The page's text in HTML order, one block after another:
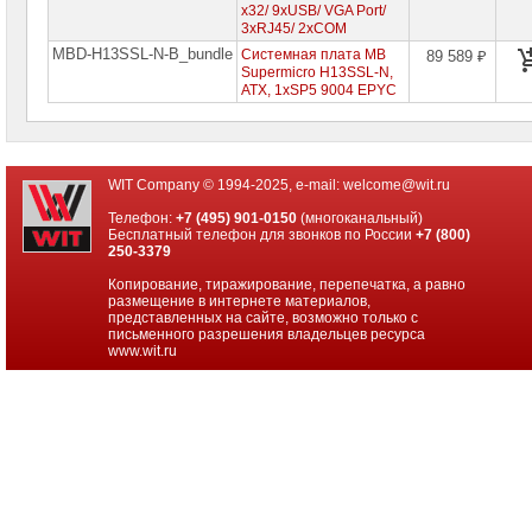
x32/ 9xUSB/ VGA Port/
3xRJ45/ 2xCOM
MBD-H13SSL-N-B_bundle Системная плата MB
Supermicro H13SSL-N,
ATX, 1xSP5 9004 EPYC
89 589 ₽
WIT Company © 1994-2025, e-mail: welcome@wit.ru
Телефон:+7 (495) 901-0150 (многоканальный)
Бесплатный телефон для звонков по России+7 (800)
250-3379
Копирование, тиражирование, перепечатка, а равно
размещение в интернете материалов,
представленных на сайте, возможно только с
письменного разрешения владельцев ресурса
www.wit.ru